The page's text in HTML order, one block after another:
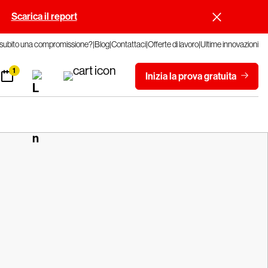
Scarica il report
una compromissione?BlogContattaciOfferte di lavoroUltime innovazioni
1 Inizia la prova gratuita